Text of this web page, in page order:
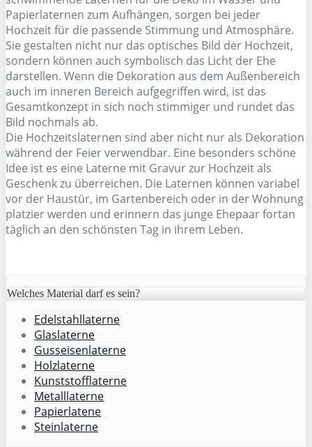
Papierlaternen zum Aufhängen, sorgen bei jeder
Hochzeit für die passende Stimmung und Atmosphäre.
Sie gestalten nicht nur das optisches Bild der Hochzeit,
sondern können auch symbolisch das Licht der Ehe
darstellen. Wenn die Dekoration aus dem Außenbereich
auch im inneren Bereich aufgegriffen wird, ist das
Gesamtkonzept in sich noch stimmiger und rundet das
Bild nochmals ab.
Die Hochzeitslaternen sind aber nicht nur als Dekoration
während der Feier verwendbar. Eine besonders schöne
Idee ist es eine Laterne mit Gravur zur Hochzeit als
Geschenk zu überreichen. Die Laternen können variabel
vor der Haustür, im Gartenbereich oder in der Wohnung
platzier werden und erinnern das junge Ehepaar fortan
täglich an den schönsten Tag in ihrem Leben.
Welches Material darf es sein?
Edelstahllaterne
Glaslaterne
Gusseisenlaterne
Holzlaterne
Kunststofflaterne
Metalllaterne
Papierlatene
Steinlaterne